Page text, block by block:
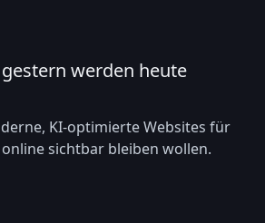
werden heute
KI-optimierte Websites für
sichtbar bleiben wollen.